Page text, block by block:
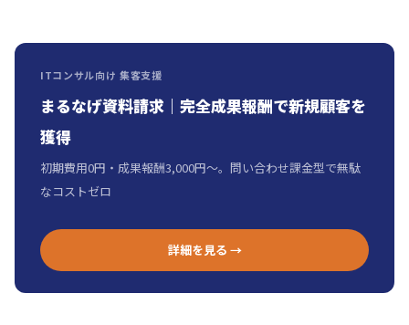
ITコンサル向け 集客支援
まるなげ資料請求｜完全成果報酬で新規顧客を
獲得
初期費用0円・成果報酬3,000円〜。問い合わせ課金型で無駄
なコストゼロ
詳細を見る →